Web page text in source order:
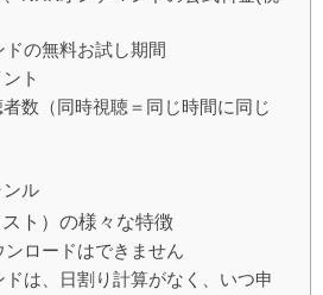
ドの無料お試し期間
ト
数（同時視聴＝同じ時間に同じ
ル
ト）の様々な特徴
ロードはできません
ドは、日割り計算がなく、いつ申